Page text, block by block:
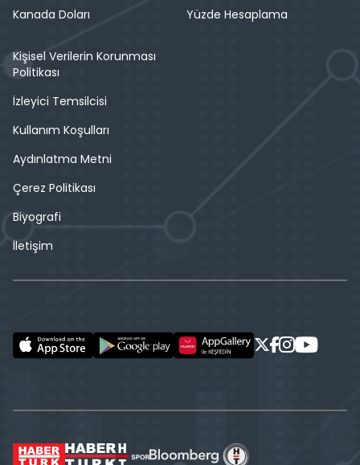
Kanada Doları
Yüzde Hesaplama
Kişisel Verilerin Korunması
Politikası
İzleyici Temsilcisi
Kullanım Koşulları
Aydınlatma Metni
Çerez Politikası
Biyografi
İletişim